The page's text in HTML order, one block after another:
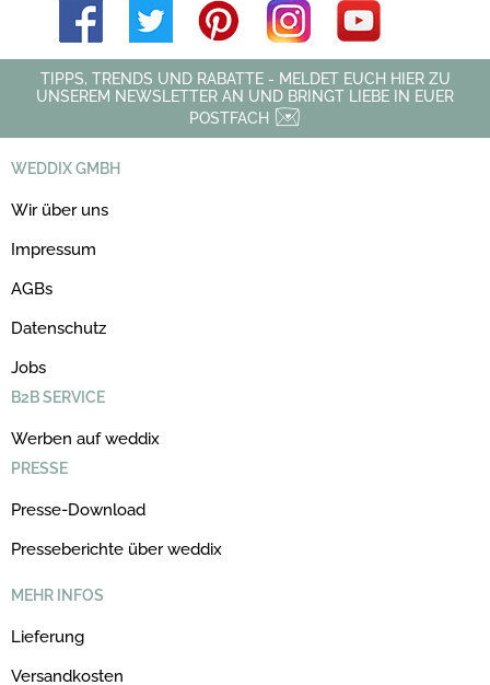
TIPPS, TRENDS UND RABATTE - MELDET EUCH HIER ZU
UNSEREM NEWSLETTER AN UND BRINGT LIEBE IN EUER
POSTFACH
WEDDIX GMBH
Wir über uns
Impressum
AGBs
Datenschutz
Jobs
B2B SERVICE
Werben auf weddix
PRESSE
Presse-Download
Presseberichte über weddix
MEHR INFOS
Lieferung
Versandkosten